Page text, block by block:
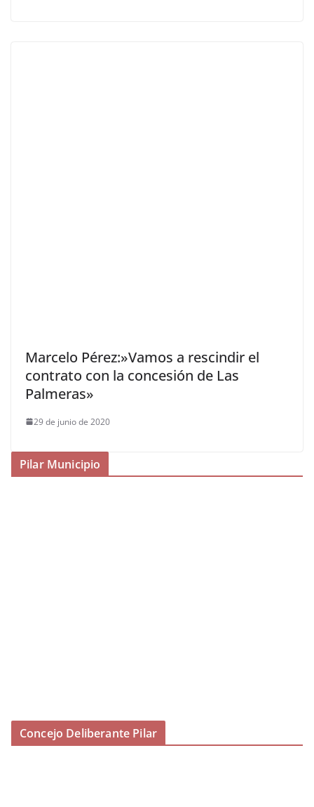
Marcelo Pérez:»Vamos a rescindir el
contrato con la concesión de Las
Palmeras»
29 de junio de 2020
Pilar Municipio
Concejo Deliberante Pilar